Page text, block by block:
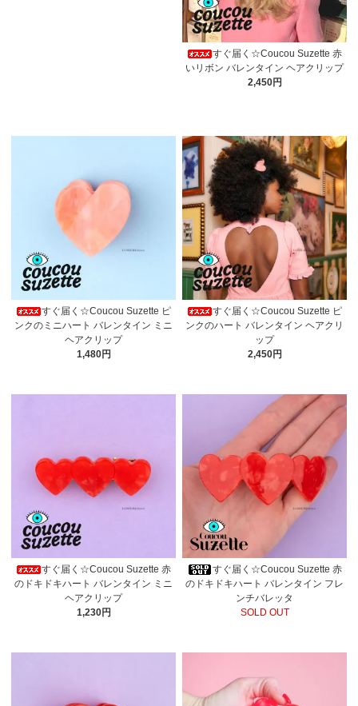
すぐ届く☆Coucou Suzette 赤
いリボン バレンタイン ヘアクリップ
2,450円
すぐ届く☆Coucou Suzette ピ
ンクのミニハート バレンタイン ミニ
ヘアクリップ
1,480円
すぐ届く☆Coucou Suzette ピ
ンクのハート バレンタイン ヘアクリ
ップ
2,450円
すぐ届く☆Coucou Suzette 赤
のドキドキハート バレンタイン ミニ
ヘアクリップ
1,230円
すぐ届く☆Coucou Suzette 赤
のドキドキハート バレンタイン フレ
ンチバレッタ
SOLD OUT